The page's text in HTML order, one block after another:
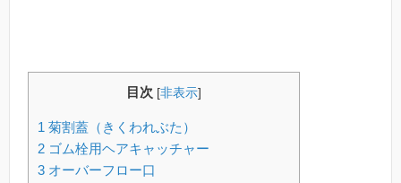
目次 [非表示]
1 菊割蓋（きくわれぶた）
2 ゴム栓用ヘアキャッチャー
3 オーバーフロー口